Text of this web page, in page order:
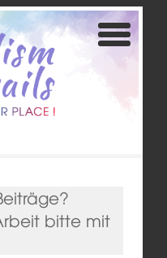
bitte mit